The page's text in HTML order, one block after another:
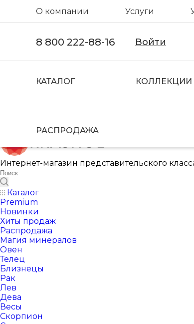
О компании Услуги
8 800 222-88-16 Войти
КАТАЛОГ КОЛЛЕКЦИИ
РАСПРОДАЖА
Интернет-магазин представительского
Каталог
Premium
Новинки
Хиты продаж
Распродажа
Магия минералов
Овен
Телец
Близнецы
Рак
Лев
Дева
Весы
Скорпион